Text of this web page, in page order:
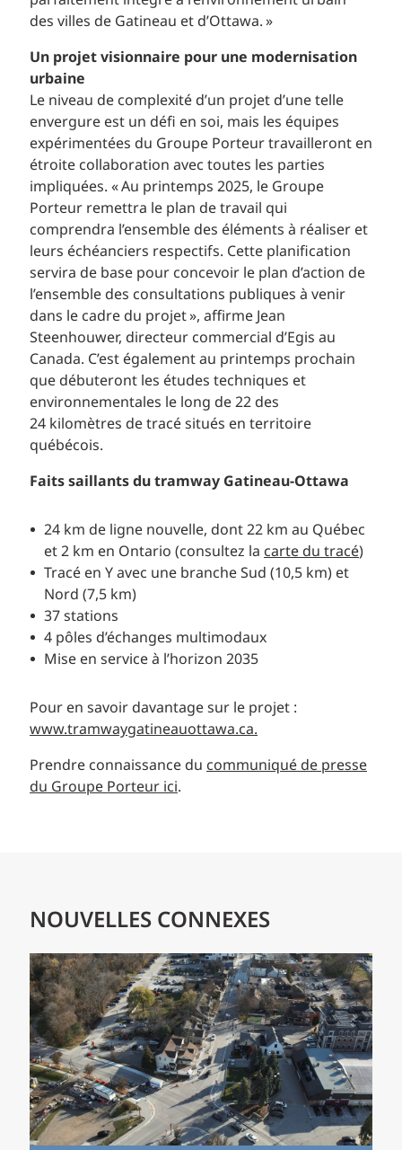
des villes de Gatineau et d’Ottawa. »
Un projet visionnaire pour une modernisation
urbaine
Le niveau de complexité d’un projet d’une telle
envergure est un défi en soi, mais les équipes
expérimentées du Groupe Porteur travailleront en
étroite collaboration avec toutes les parties
impliquées. « Au printemps 2025, le Groupe
Porteur remettra le plan de travail qui
comprendra l’ensemble des éléments à réaliser et
leurs échéanciers respectifs. Cette planification
servira de base pour concevoir le plan d’action de
l’ensemble des consultations publiques à venir
dans le cadre du projet », affirme Jean
Steenhouwer, directeur commercial d’Egis au
Canada. C’est également au printemps prochain
que débuteront les études techniques et
environnementales le long de 22 des
24 kilomètres de tracé situés en territoire
québécois.
Faits saillants du tramway Gatineau-Ottawa
24 km de ligne nouvelle, dont 22 km au Québec
et 2 km en Ontario (consultez la carte du tracé)
Tracé en Y avec une branche Sud (10,5 km) et
Nord (7,5 km)
37 stations
4 pôles d’échanges multimodaux
Mise en service à l’horizon 2035
Pour en savoir davantage sur le projet :
www.tramwaygatineauottawa.ca.
Prendre connaissance du communiqué de presse
du Groupe Porteur ici.
NOUVELLES CONNEXES